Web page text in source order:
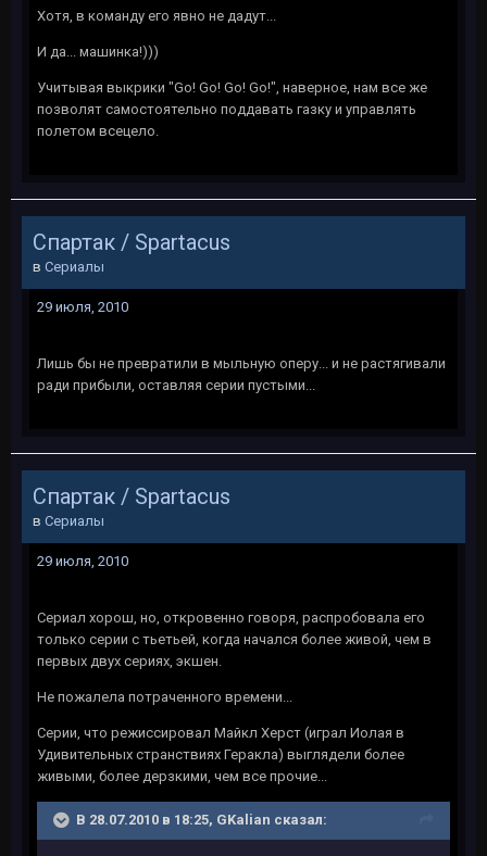
Хотя, в команду его явно не дадут...
И да... машинка!)))
Учитывая выкрики "Go! Go! Go! Go!", наверное, нам все же
позволят самостоятельно поддавать газку и управлять
полетом всецело.
Спартак / Spartacus
в Сериалы
29 июля, 2010
Лишь бы не превратили в мыльную оперу... и не растягивали
ради прибыли, оставляя серии пустыми...
Спартак / Spartacus
в Сериалы
29 июля, 2010
Сериал хорош, но, откровенно говоря, распробовала его
только серии с тьетьей, когда начался более живой, чем в
первых двух сериях, экшен.
Не пожалела потраченного времени...
Серии, что режиссировал Майкл Херст (играл Иолая в
Удивительных странствиях Геракла) выглядели более
живыми, более дерзкими, чем все прочие...
В 28.07.2010 в 18:25, GKalian сказал: